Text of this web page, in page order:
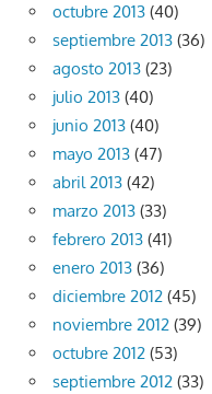
octubre 2013 (40)
septiembre 2013 (36)
agosto 2013 (23)
julio 2013 (40)
junio 2013 (40)
mayo 2013 (47)
abril 2013 (42)
marzo 2013 (33)
febrero 2013 (41)
enero 2013 (36)
diciembre 2012 (45)
noviembre 2012 (39)
octubre 2012 (53)
septiembre 2012 (33)